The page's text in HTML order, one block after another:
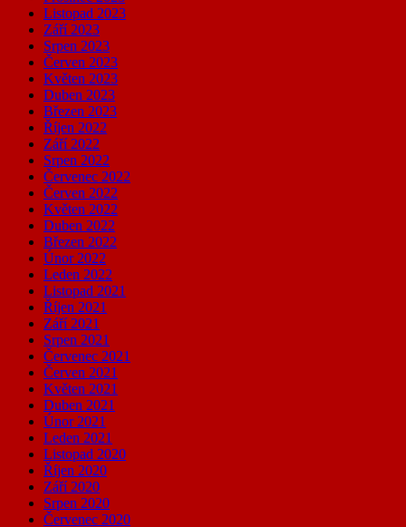
Listopad 2023
Září 2023
Srpen 2023
Červen 2023
Květen 2023
Duben 2023
Březen 2023
Říjen 2022
Září 2022
Srpen 2022
Červenec 2022
Červen 2022
Květen 2022
Duben 2022
Březen 2022
Únor 2022
Leden 2022
Listopad 2021
Říjen 2021
Září 2021
Srpen 2021
Červenec 2021
Červen 2021
Květen 2021
Duben 2021
Únor 2021
Leden 2021
Listopad 2020
Říjen 2020
Září 2020
Srpen 2020
Červenec 2020